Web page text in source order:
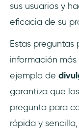
sus usuarios y
eficacia de su
Estas
información
ejemplo de
garantiza que
pregunta para
rápida y